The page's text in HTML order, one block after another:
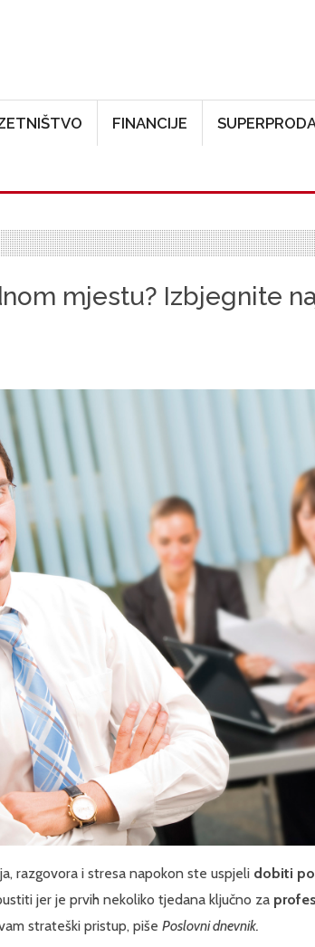
FINANCIJE
mjestu? Izbjegnite
razgovora i stresa napokon ste uspjeli dobiti
jer je prvih nekoliko tjedana ključno za
strateški pristup, piše Poslovni dnevnik.